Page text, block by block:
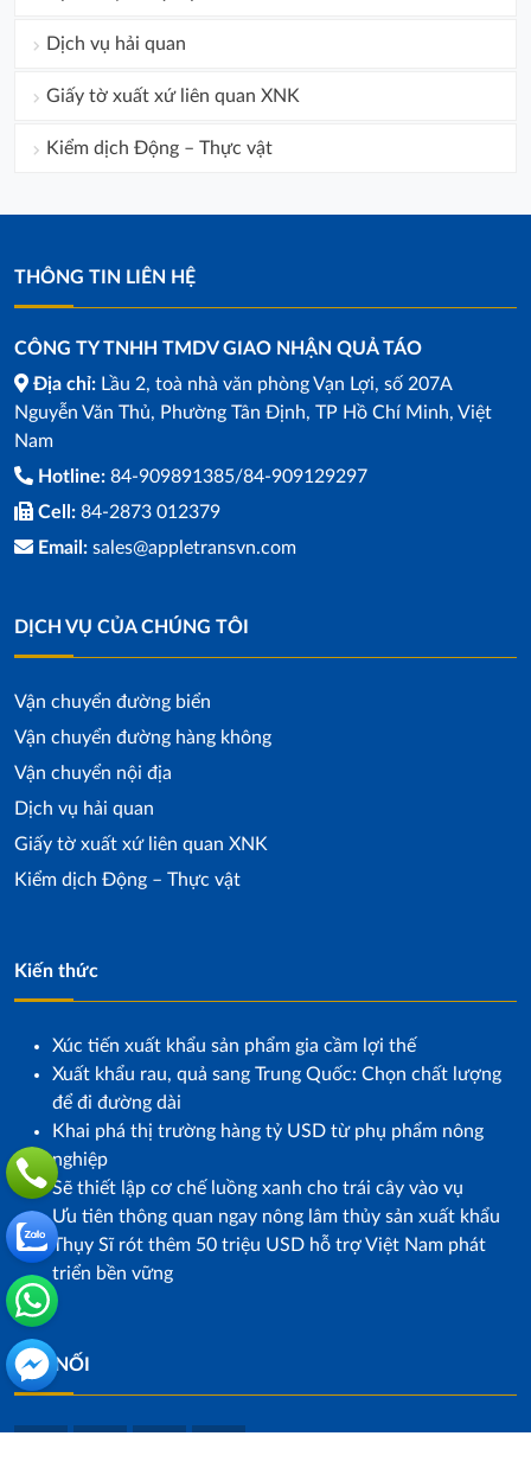
Dịch vụ hải quan
Giấy tờ xuất xứ liên quan XNK
Kiểm dịch Động – Thực vật
THÔNG TIN LIÊN HỆ
CÔNG TY TNHH TMDV GIAO NHẬN QUẢ TÁO
Địa chỉ: Lầu 2, toà nhà văn phòng Vạn Lợi, số 207A
Nguyễn Văn Thủ, Phường Tân Định, TP Hồ Chí Minh, Việt
Nam
Hotline: 84-909891385/84-909129297
Cell: 84-2873 012379
Email: sales@appletransvn.com
DỊCH VỤ CỦA CHÚNG TÔI
Vận chuyển đường biển
Vận chuyển đường hàng không
Vận chuyển nội địa
Dịch vụ hải quan
Giấy tờ xuất xứ liên quan XNK
Kiểm dịch Động – Thực vật
Kiến thức
Xúc tiến xuất khẩu sản phẩm gia cầm lợi thế
Xuất khẩu rau, quả sang Trung Quốc: Chọn chất lượng
để đi đường dài
Khai phá thị trường hàng tỷ USD từ phụ phẩm nông
nghiệp
Sẽ thiết lập cơ chế luồng xanh cho trái cây vào vụ
Ưu tiên thông quan ngay nông lâm thủy sản xuất khẩu
Thụy Sĩ rót thêm 50 triệu USD hỗ trợ Việt Nam phát
triển bền vững
KẾT NỐI